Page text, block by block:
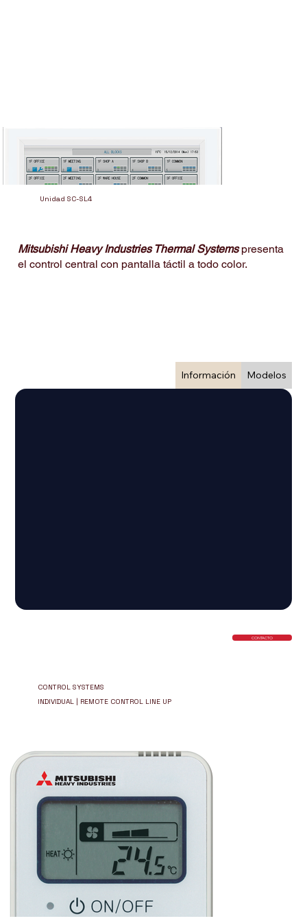
Unidad SC-SL4
Modelos
Información
Mitsubishi Heavy Industries Thermal Systemspresenta
el control central con pantalla táctil a todo color.
CONTACTO
CONTROL SYSTEMS
INDIVIDUAL | REMOTE CONTROL LINE UP